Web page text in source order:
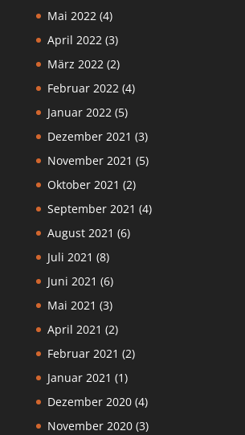
Mai 2022(4)
April 2022(3)
März 2022(2)
Februar 2022(4)
Januar 2022(5)
Dezember 2021 (3)
November 2021 (5)
Oktober 2021 (2)
September 2021 (4)
August 2021 (6)
Juli 2021 (8)
Juni 2021 (6)
Mai 2021 (3)
April 2021 (2)
Februar 2021 (2)
Januar 2021 (1)
Dezember 2020(4)
November 2020(3)